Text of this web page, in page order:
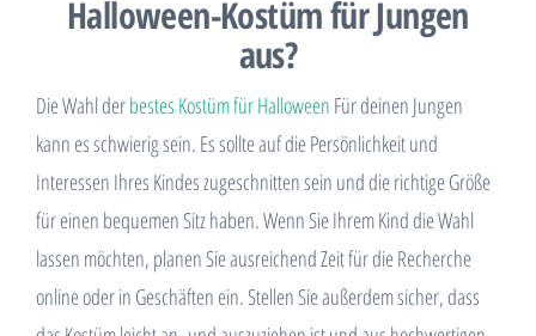
Halloween-Kostüm für Jungen
aus?
Die Wahl derbestes Kostüm für Halloween Für deinen Jungen
kann es schwierig sein. Es sollte auf die Persönlichkeit und
Interessen Ihres Kindes zugeschnitten sein und die richtige Größe
für einen bequemen Sitz haben. Wenn Sie Ihrem Kind die Wahl
lassen möchten, planen Sie ausreichend Zeit für die Recherche
online oder in Geschäften ein. Stellen Sie außerdem sicher, dass